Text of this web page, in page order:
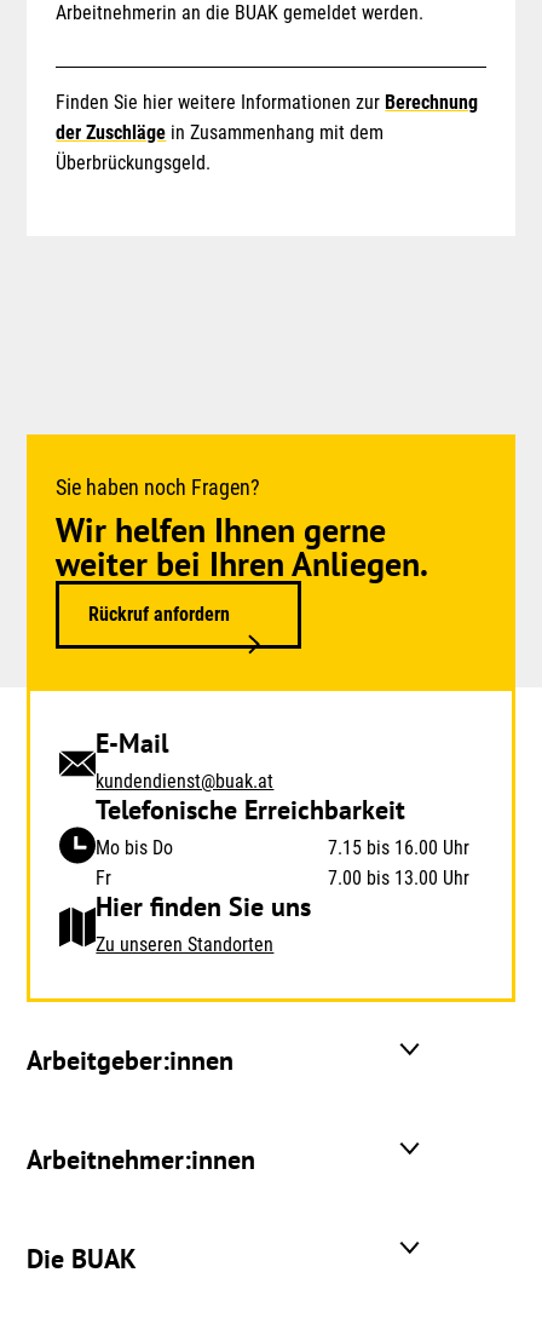
Arbeitnehmerin an die BUAK gemeldet werden.
Finden Sie hier weitere Informationen zur Berechnung
der Zuschläge in Zusammenhang mit dem
Überbrückungsgeld.
Sie haben noch Fragen?
Wir helfen Ihnen gerne
weiter bei Ihren Anliegen.
Rückruf anfordern
E-Mail
kundendienst@buak.at
Telefonische Erreichbarkeit
Mo bis Do
7.15 bis 16.00 Uhr
Fr
7.00 bis 13.00 Uhr
Hier finden Sie uns
Zu unseren Standorten
Arbeitgeber:innen
Arbeitnehmer:innen
Die BUAK